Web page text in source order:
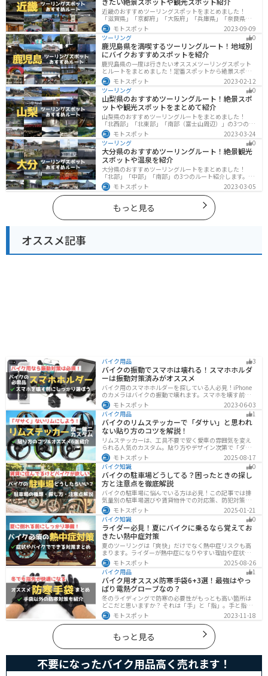
近畿のおすすめツーリングスポットをまとめました！
「滋賀県」「京都府」「大阪府」「兵庫県」「奈良県」
「和歌山」の各県の観光地紹介します。自然豊かな山々
や湖、温泉地が点在し、四季折々の景色を楽しめるスポ
ットが多数あります。バイクで近畿にツーリングに行く
際は参考にしてください。
モトスポット
2023-09-09
ツーリング
0
鹿児島県を満喫するツーリングルート！地域別
にバイクおすすめスポットを紹介
鹿児島県の一度は行きたいオススメツーリングスポット
とルートをまとめました！定番スポットから絶景スポッ
ト、温泉、山、海、グルメなど様々なジャンルで楽しめ
ます。バイクで鹿児島ツーリングに行こうと思っている
人は、参考にしてください。
モトスポット
2023-02-12
ツーリング
0
山梨県のおすすめツーリングルート！絶景スポ
ットや観光スポットをまとめて紹介
山梨県のおすすめツーリングルートをまとめました！
「北西部」「北東部」「南部（富士山周辺）」の3つのル
ート紹介します。富士山を中心に自然豊かな景色や食事
を楽しめるスポットが多数あります。バイクで山梨県に
ツーリングに行く際は参考にしてください。
モトスポット
2023-03-24
ツーリング
0
大分県のおすすめツーリングルート！絶景観光
スポットや温泉を紹介
大分県のおすすめツーリングルートをまとめました！
「北部」「中部」「南部」の3つのルート紹介します。阿
蘇の雄大な自然を満喫できるスポットや温泉を満喫する
ツーリングができます。バイクで大分県にツーリングに
行く際は参考にしてください。
モトスポット 2023-03-05
もっと見る
オススメ記事
バイク用品 3
バイクの振動でスマホは壊れる！スマホホルダ
ーは振動対策済みがオススメ
バイク用のスマホホルダーを探している人必見！iPhone
のカメラはバイクの振動で壊れます。スマホを壊す前
に、振動対策がされたスマホホルダーを使うようにしま
しょう。カメラを壊さないための4つの方法とオススメの
スマホホルダーを紹介します。
モトスポット
2023-06-03
バイク用品
1
バイクのリムステッカーで「ダサい」と思われ
ない貼り方のコツを解説！
リムステッカーは、工具不要で安く愛車の雰囲気を変え
られる人気のカスタム。貼り方やデザイン次第で「ダサ
い」仕上がりになることも。本記事では失敗例や選び
方、きれいに貼るコツからおすすめ商品まで詳しく紹
介。初心者でも安心して足回りをカッコよくドレスアッ
プできます。
モトスポット
2025-08-17
バイク知識
0
バイクの駐車場どうしてる？困ったときの探し
方と注意点を徹底解説
バイクの駐車場に悩んでいる方は必見！この記事では排
気量別の駐車場選びや賃貸物件での対応策、防犯対策を
解説します。実は駐車場の種類やマナーを押さえるだけ
で快適なバイクライフが実現可能です。記事を読み駐車
場探しのコツをぜひチェックしてください。
モトスポット
2025-01-21
バイク知識
0
ライダー必見！夏にバイクに乗るなら覚えてお
きたい熱中症対策
夏のツーリングは「爽快」だけでなく熱中症リスクも高
まります。ライダーが熱中症になりやすい理由や症状、
危険性、そして安全に楽しむための対策を徹底解説。夏
用ウェア・水分補給・休憩ポイントの工夫など、猛暑で
も快適に走るコツを紹介します。
モトスポット
2025-08-26
バイク用品
1
バイク用オススメ防寒手袋6+3選！最強はやっ
ぱり電熱グローブなの？
冬のライディングで防寒の必要性がもっとも高い箇所は
どこだと思いますか？ それは「手」と「指」。手と指が
冷えてしまうと、防寒ジャケットをいくら着込んでも寒
さから逃れることはできません。そんな防寒の要となる
オススメ防寒手袋を紹介します。
モトスポット 2023-11-18
もっと見る
不要になったバイク用品高く売れます！